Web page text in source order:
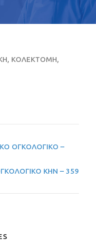
ΚΟΛΕΚΤΟΜΗ,
ΟΓΚΟΛΟΓΙΚΟ –
ΚΗΝ – 359